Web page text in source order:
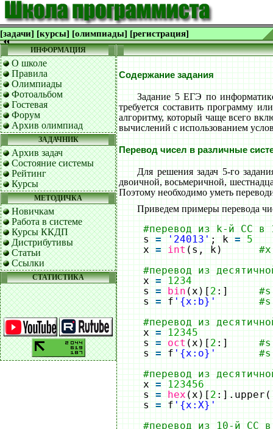
[задачи] [курсы] [олимпиады] [регистрация]
ИНФОРМАЦИЯ
О школе
Правила
Олимпиады
Фотоальбом
Гостевая
Форум
Архив олимпиад
ЗАДАЧНИК
Архив задач
Состояние системы
Рейтинг
Курсы
МЕТОДИЧКА
Новичкам
Работа в системе
Курсы ККДП
Дистрибутивы
Статьи
Ссылки
СТАТИСТИКА
Содержание задания
Задание 5 ЕГЭ по
требуется составить программу
алгоритму, который чаще всего
вычислений с использованием
Перевод чисел в различные
Для решения задач 5-го
двоичной, восьмеричной,
Поэтому необходимо уметь
Приведем примеры перевода
#перевод из k-й СС
s = '24013'; k = 5
x = int(s, k)
#перевод из
x = 1234
s = bin(x)[2:]
s = f'{x:b}'
#перевод из
x = 12345
s = oct(x)[2:]
s = f'{x:o}'
#перевод из
x = 123456
s = hex(x)[2
s = f'{x:X}'
#перевод из 10-й СС